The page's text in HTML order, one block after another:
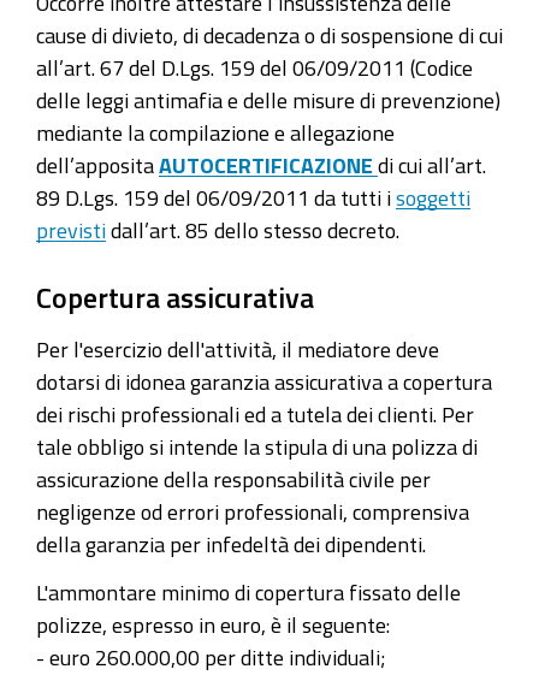
cause di divieto, di decadenza o di sospensione di cui
all’art. 67 del D.Lgs. 159 del 06/09/2011 (Codice
delle leggi antimafia e delle misure di prevenzione)
mediante la compilazione e allegazione
dell’apposita AUTOCERTIFICAZIONE di cui all’art.
89 D.Lgs. 159 del 06/09/2011 da tutti i soggetti
previsti dall’art. 85 dello stesso decreto.
Copertura assicurativa
Per l'esercizio dell'attività, il mediatore deve
dotarsi di idonea garanzia assicurativa a copertura
dei rischi professionali ed a tutela dei clienti. Per
tale obbligo si intende la stipula di una polizza di
assicurazione della responsabilità civile per
negligenze od errori professionali, comprensiva
della garanzia per infedeltà dei dipendenti.
L'ammontare minimo di copertura fissato delle
polizze, espresso in euro, è il seguente:
- euro 260.000,00 per ditte individuali;